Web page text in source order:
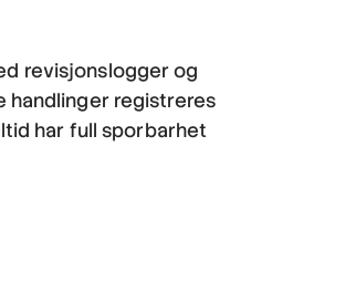
revisjonslogger og
handlinger registreres
har full sporbarhet